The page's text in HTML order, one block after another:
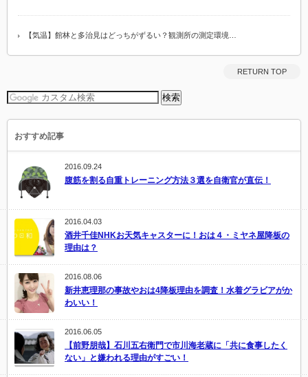
【気温】館林と多治見はどっちがずるい？観測所の測定環境…
RETURN TOP
おすすめ記事
2016.09.24
腹筋を割る自重トレーニング方法３選を自衛官が直伝！
2016.04.03
酒井千佳NHKお天気キャスターに！おは４・ミヤネ屋降板の
理由は？
2016.08.06
新井恵理那の事故やおは4降板理由を調査！水着グラビアがか
わいい！
2016.06.05
【前野朋哉】石川五右衛門で市川海老蔵に「共に食事したく
ない」と嫌われる理由がすごい！